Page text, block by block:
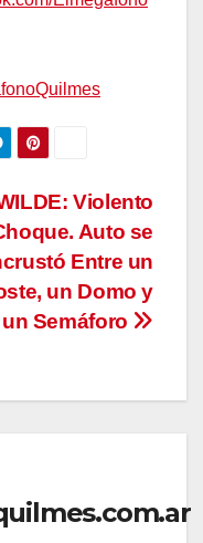
Violento
Auto se
Entre un
un Domo y
un Semáforo